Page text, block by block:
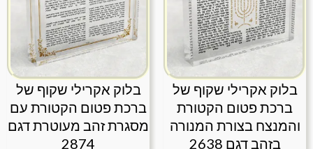
בלוק אקרילי שקוף של
ברכת פטום הקטורת
והמנצח בצורת המנורה
בזהב דגם 2638
בלוק אקרילי שקוף של
ברכת פטום הקטורת עם
מסגרת זהב מעוטרת דגם
2874